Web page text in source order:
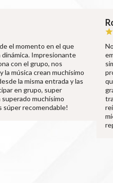
el momento en el que
Impresionante
con el grupo, nos
la música crean muchísimo
la misma entrada y las
en grupo, super
muchísimo
súper recomendable!